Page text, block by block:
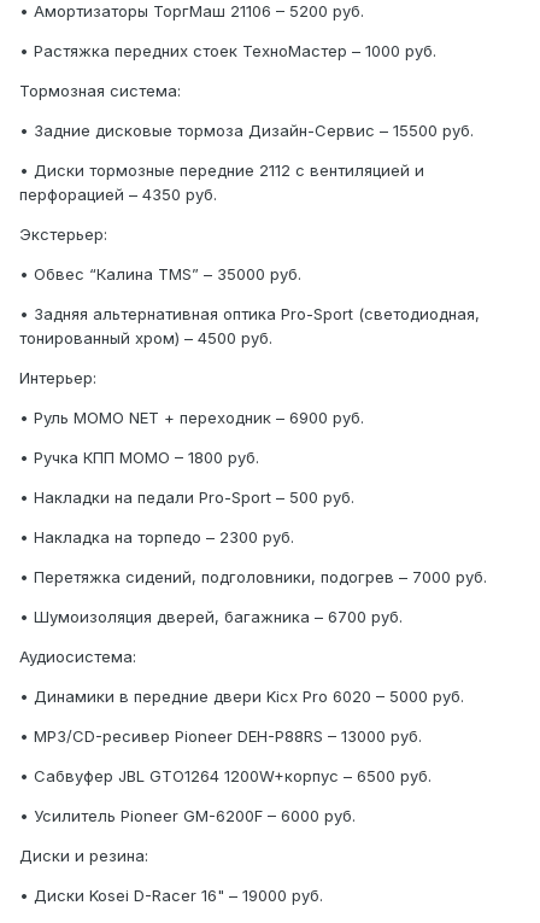
• Амортизаторы ТоргМаш 21106 – 5200 руб.
• Растяжка передних стоек ТехноМастер – 1000 руб.
Тормозная система:
• Задние дисковые тормоза Дизайн-Сервис – 15500 руб.
• Диски тормозные передние 2112 с вентиляцией и
перфорацией – 4350 руб.
Экстерьер:
• Обвес “Калина TMS” – 35000 руб.
• Задняя альтернативная оптика Pro-Sport (светодиодная,
тонированный хром) – 4500 руб.
Интерьер:
• Руль MOMO NET + переходник – 6900 руб.
• Ручка КПП MOMO – 1800 руб.
• Накладки на педали Pro-Sport – 500 руб.
• Накладка на торпедо – 2300 руб.
• Перетяжка сидений, подголовники, подогрев – 7000 руб.
• Шумоизоляция дверей, багажника – 6700 руб.
Аудиосистема:
• Динамики в передние двери Kicx Pro 6020 – 5000 руб.
• MP3/CD-ресивер Pioneer DEH-P88RS – 13000 руб.
• Сабвуфер JBL GTO1264 1200W+корпус – 6500 руб.
• Усилитель Pioneer GM-6200F – 6000 руб.
Диски и резина:
• Диски Kosei D-Racer 16" – 19000 руб.